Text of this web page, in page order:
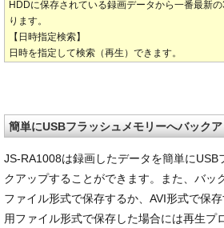
HDDに保存されている録画データから一番最新
ります。
【日時指定検索】
日時を指定して検索（再生）できます。
簡単にUSBフラッシュメモリーへバック
JS-RA1008は録画したデータを簡単にUSB
クアップすることができます。また、バッ
ファイル形式で保存するか、AVI形式で保
用ファイル形式で保存した場合には再生プ